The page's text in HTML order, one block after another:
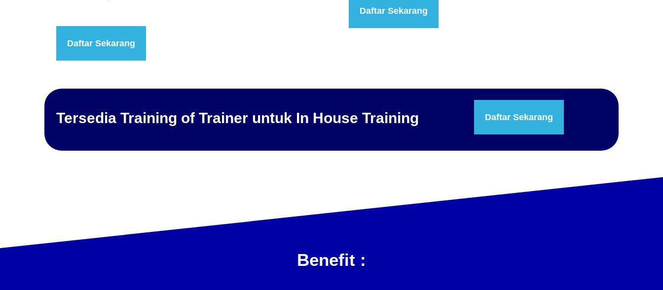
Daftar Sekarang
Daftar Sekarang
Tersedia Training of Trainer untuk In House Training Daftar Sekarang
Benefit :